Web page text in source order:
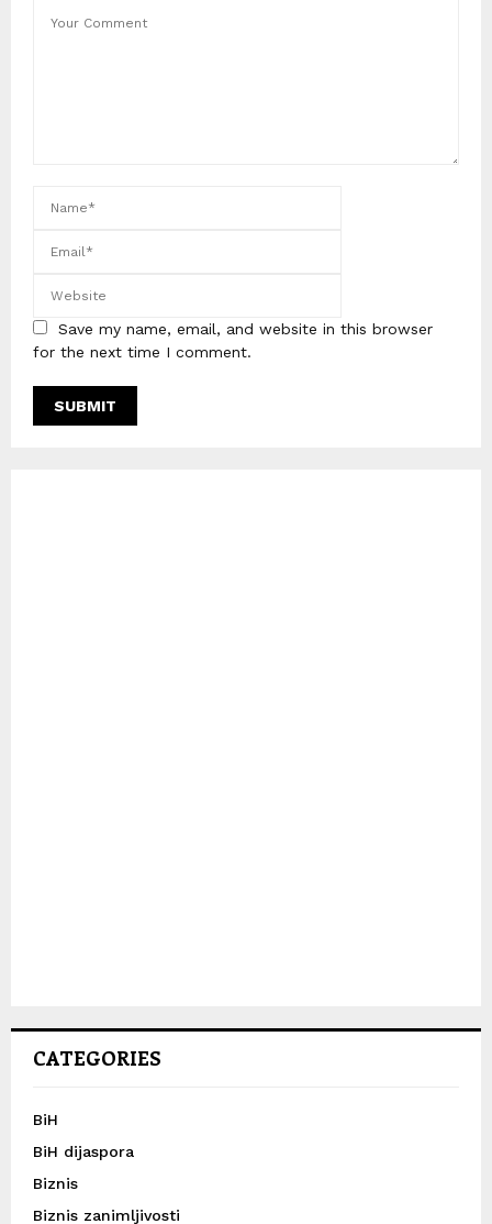
Save my name, email, and website in this browser
for the next time I comment.
CATEGORIES
BiH
BiH dijaspora
Biznis
Biznis zanimljivosti